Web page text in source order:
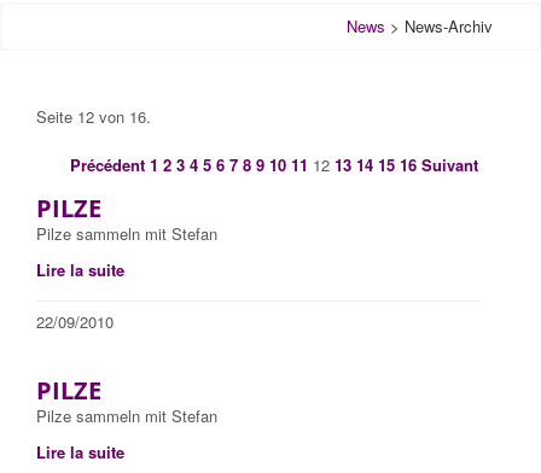
News > News-Archiv
Seite 12 von 16.
Précédent 1 2 3 4 5 6 7 8 9 10 11 12 13 14 15 16 Suivant
PILZE
Pilze sammeln mit Stefan
Lire la suite
22/09/2010
PILZE
Pilze sammeln mit Stefan
Lire la suite